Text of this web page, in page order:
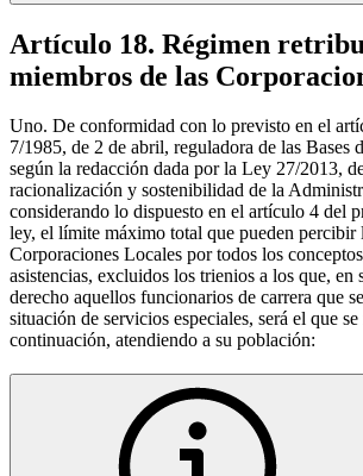
Artículo 18. Régimen
miembros de las
Uno. De conformidad con lo previsto en el
7/1985, de 2 de abril, reguladora de las Bases
según la redacción dada por la Ley 27/2013,
racionalización y sostenibilidad de la
considerando lo dispuesto en el artículo 4 del
ley, el límite máximo total que pueden percibir
Corporaciones Locales por todos los
asistencias, excluidos los trienios a los que, en
derecho aquellos funcionarios de carrera que
situación de servicios especiales, será el que se
continuación, atendiendo a su población: